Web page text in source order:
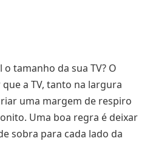
tamanho da sua TV? O
a TV, tanto na largura
uma margem de respiro
Uma boa regra é deixar
sobra para cada lado da